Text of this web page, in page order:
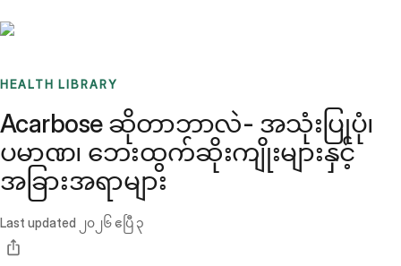
HEALTH LIBRARY
Acarbose ဆိုတာဘာလဲ- အသုံးပြုပုံ၊
ပမာဏ၊ ဘေးထွက်ဆိုးကျိုးများနှင့်
အခြားအရာများ
Last updated ၂၀၂၆ ဧပြီ ၃